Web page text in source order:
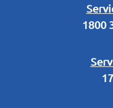
1800
Legal Campaña
Términos y